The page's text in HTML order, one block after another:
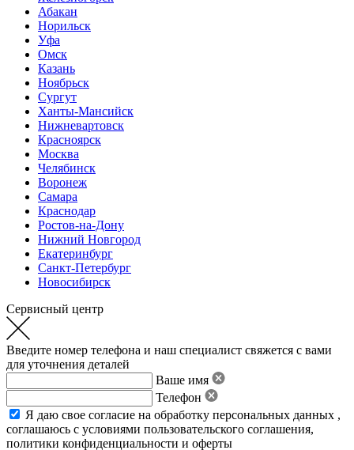
Абакан
Норильск
Уфа
Омск
Казань
Ноябрьск
Сургут
Ханты-Мансийск
Нижневартовск
Красноярск
Москва
Челябинск
Воронеж
Самара
Краснодар
Ростов-на-Дону
Нижний Новгород
Екатеринбург
Санкт-Петербург
Новосибирск
Сервисный центр
Введите номер телефона и наш специалист свяжется с вами
для уточнения деталей
Ваше имя
Телефон
Я даю свое согласие на обработку персональных данных ,
соглашаюсь с условиями пользовательского соглашения,
политики конфиденциальности и оферты